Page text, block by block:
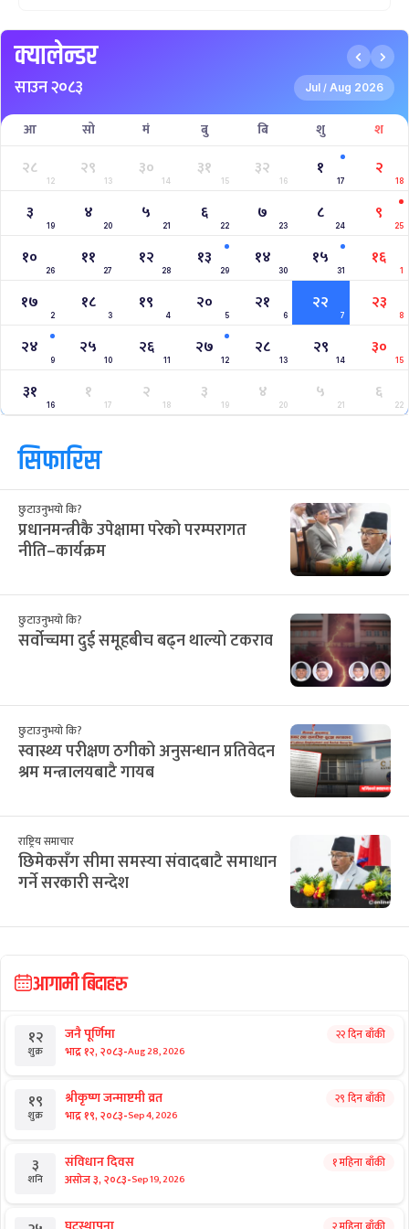
क्यालेन्डर
साउन २०८३ Jul / Aug 2026
आ सो मं बु बि शु श
२८
12
२९
13
३०
14
३१
15
३२
16
१
17
२
18
३
19
४
20
५
21
६
22
७
23
८
24
९
25
१०
26
११
27
१२
28
१३
29
१४
30
१५
31
१६
1
१७
2
१८
3
१९
4
२०
5
२१
6
२२
7
२३
8
२४
9
२५
10
२६
11
२७
12
२८
13
२९
14
३०
15
३१
16
१
17
२
18
३
19
४
20
५
21
६
22
सिफारिस
छुटाउनुभयो कि?
प्रधानमन्त्रीकै उपेक्षामा परेको परम्परागत
नीति–कार्यक्रम
छुटाउनुभयो कि?
सर्वोच्चमा दुई समूहबीच बढ्न थाल्यो टकराव
छुटाउनुभयो कि?
स्वास्थ्य परीक्षण ठगीको अनुसन्धान प्रतिवेदन
श्रम मन्त्रालयबाटै गायब
राष्ट्रिय समाचार
छिमेकसँग सीमा समस्या संवादबाटै समाधान
गर्ने सरकारी सन्देश
आगामी बिदाहरु
१२
शुक्र
जनै पूर्णिमा
भाद्र १२, २०८३-Aug 28, 2026
२२ दिन बाँकी
१९
शुक्र
श्रीकृष्ण जन्माष्टमी व्रत
भाद्र १९, २०८३-Sep 4, 2026
२९ दिन बाँकी
३
शनि
संविधान दिवस
असोज ३, २०८३-Sep 19, 2026
१ महिना बाँकी